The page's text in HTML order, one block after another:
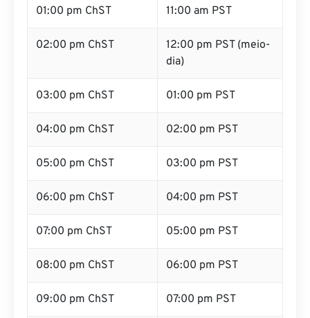
01:00 pm ChST 11:00 am PST
02:00 pm ChST
12:00 pm PST (meio-
dia)
03:00 pm ChST 01:00 pm PST
04:00 pm ChST 02:00 pm PST
05:00 pm ChST 03:00 pm PST
06:00 pm ChST 04:00 pm PST
07:00 pm ChST 05:00 pm PST
08:00 pm ChST 06:00 pm PST
09:00 pm ChST 07:00 pm PST